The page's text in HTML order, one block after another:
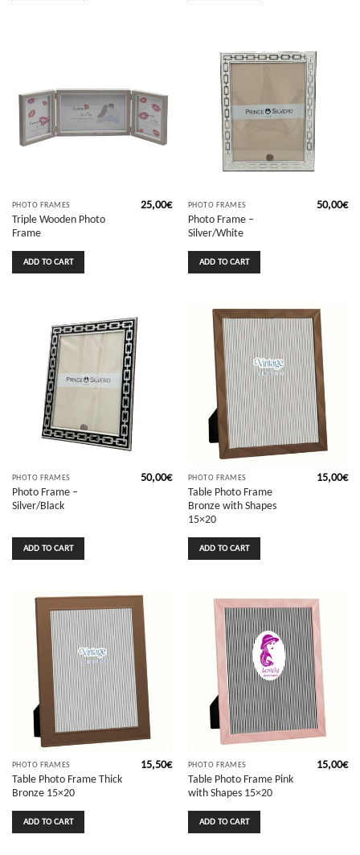
PHOTO FRAMES
Triple Wooden Photo
Frame
25,00€
ADD TO CART
PHOTO FRAMES
Photo Frame –
Silver/White
50,00€
ADD TO CART
PHOTO FRAMES
Photo Frame –
Silver/Black
50,00€
ADD TO CART
PHOTO FRAMES
Table Photo Frame
Bronze with Shapes
15×20
15,00€
ADD TO CART
PHOTO FRAMES
Table Photo Frame Thick
Bronze 15×20
15,50€
ADD TO CART
PHOTO FRAMES
Table Photo Frame Pink
with Shapes 15×20
15,00€
ADD TO CART